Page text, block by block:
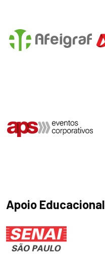
Apoio Educacional